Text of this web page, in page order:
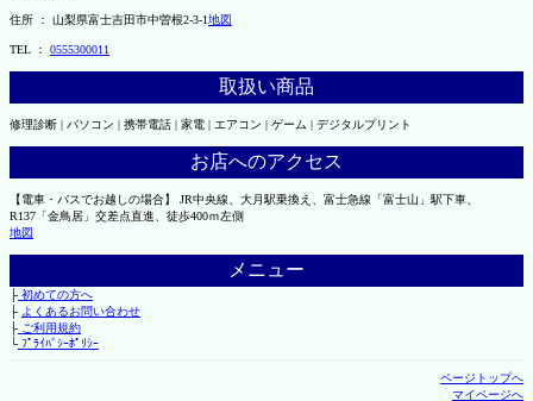
住所 ： 山梨県富士吉田市中曽根2-3-1地図
TEL ： 0555300011
取扱い商品
修理診断 | パソコン | 携帯電話 | 家電 | エアコン | ゲーム | デジタルプリント
お店へのアクセス
【電車・バスでお越しの場合】 JR中央線、大月駅乗換え、富士急線「富士山」駅下車、
R137「金鳥居」交差点直進、徒歩400ｍ左側
地図
メニュー
├初めての方へ
├ よくあるお問い合わせ
├ご利用規約
└ﾌﾟﾗｲﾊﾞｼｰﾎﾟﾘｼｰ
ページトップへ
マイページへ